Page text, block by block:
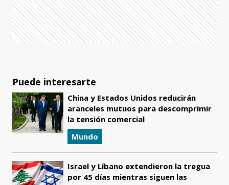
Puede interesarte
China y Estados Unidos reducirán
aranceles mutuos para descomprimir
la tensión comercial
Mundo
Israel y Líbano extendieron la tregua
por 45 días mientras siguen las